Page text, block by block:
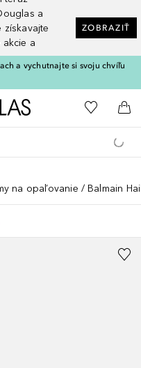
a
získavajte
akcie a
ZOBRAZIŤ
a vychutnajte si svoju chvíľu
Domov Do môjho
Do
na opaľovanie Balmain